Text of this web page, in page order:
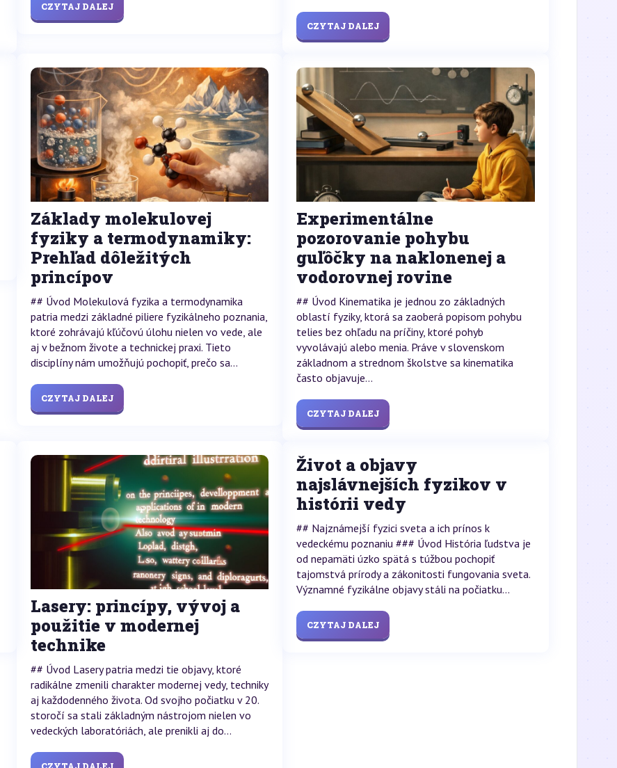
CZYTAJ DALEJ
CZYTAJ DALEJ
Základy molekulovej
fyziky a termodynamiky:
Prehľad dôležitých
princípov
## Úvod Molekulová fyzika a termodynamika
patria medzi základné piliere fyzikálneho poznania,
ktoré zohrávajú kľúčovú úlohu nielen vo vede, ale
aj v bežnom živote a technickej praxi. Tieto
disciplíny nám umožňujú pochopiť, prečo sa...
CZYTAJ DALEJ
Experimentálne
pozorovanie pohybu
guľôčky na naklonenej a
vodorovnej rovine
## Úvod Kinematika je jednou zo základných
oblastí fyziky, ktorá sa zaoberá popisom pohybu
telies bez ohľadu na príčiny, ktoré pohyb
vyvolávajú alebo menia. Práve v slovenskom
základnom a strednom školstve sa kinematika
často objavuje...
CZYTAJ DALEJ
Lasery: princípy, vývoj a
použitie v modernej
technike
## Úvod Lasery patria medzi tie objavy, ktoré
radikálne zmenili charakter modernej vedy, techniky
aj každodenného života. Od svojho počiatku v 20.
storočí sa stali základným nástrojom nielen vo
vedeckých laboratóriách, ale prenikli aj do...
CZYTAJ DALEJ
Život a objavy
najslávnejších fyzikov v
histórii vedy
## Najznámejší fyzici sveta a ich prínos k
vedeckému poznaniu ### Úvod História ľudstva je
od nepamäti úzko spätá s túžbou pochopiť
tajomstvá prírody a zákonitosti fungovania sveta.
Významné fyzikálne objavy stáli na počiatku...
CZYTAJ DALEJ